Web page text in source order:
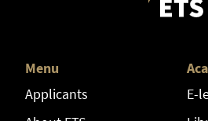
Menu
Applicants
E-